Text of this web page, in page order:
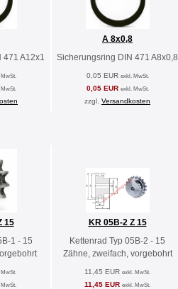
A12x1
A 8x0,8
Sicherungsring DIN 471 A8x0,8
0,05 EUR exkl. MwSt.
0,05 EUR exkl. MwSt.
zzgl. Versandkosten
15
1 - 15
KR 05B-2 Z 15
Kettenrad Typ 05B-2 - 15
Zähne, zweifach, vorgebohrt
11,45 EUR exkl. MwSt.
11,45 EUR exkl. MwSt.